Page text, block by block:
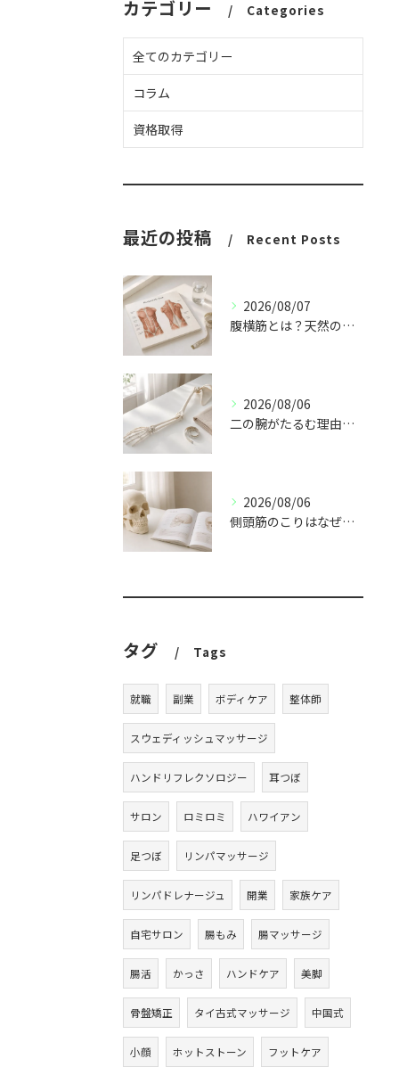
カテゴリー Categories
全てのカテゴリー
コラム
資格取得
最近の投稿 Recent Posts
2026/08/07
腹横筋とは？天然のコルセットと呼ばれる理由
2026/08/06
二の腕がたるむ理由｜上腕三頭筋と姿勢の関係
2026/08/06
側頭筋のこりはなぜ起こる？食いしばりとの関係
タグ Tags
就職 副業 ボディケア 整体師
スウェディッシュマッサージ
ハンドリフレクソロジー 耳つぼ
サロン ロミロミ ハワイアン
足つぼ リンパマッサージ
リンパドレナージュ 開業 家族ケア
自宅サロン 腸もみ 腸マッサージ
腸活 かっさ ハンドケア 美脚
骨盤矯正 タイ古式マッサージ 中国式
小顔 ホットストーン フットケア